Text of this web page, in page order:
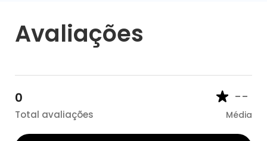
Avaliações
0
Total avaliações
--
Média